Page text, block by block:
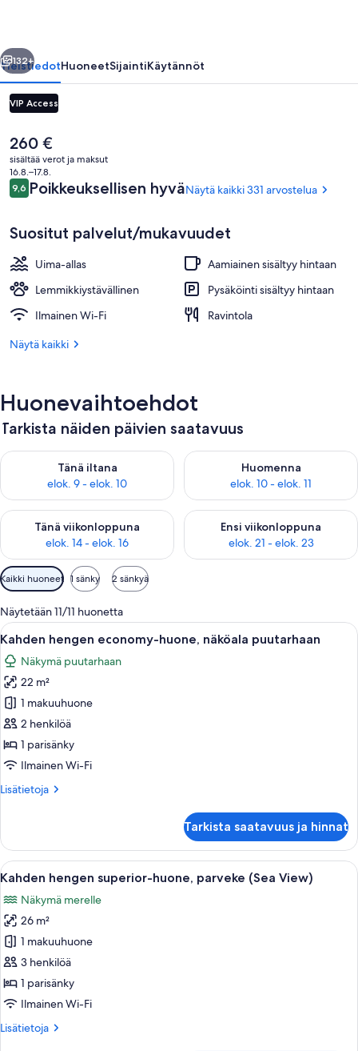
Aamiainen, lounas ja illallinen
Seuraava
132+
YleistiedotHuoneetSijaintiKäytännöt
VIP Access
Nykyinen
hinta
on
260 €
260 €
sisältää verot ja maksut
16.8.–17.8.
Arvostelut
9,69,6 kautta 10.
Poikkeuksellisen hyväNäytä kaikki 331 arvostelua
Suositut palvelut/mukavuudet
Uima-allas
Aamiainen sisältyy hintaan
Lemmikkiystävällinen
Pysäköinti sisältyy hintaan
Ilmainen Wi-Fi
Ravintola
Näytä kaikki
Huonevaihtoehdot
Tarkista näiden päivien saatavuus
Tänä iltana
elok. 9 - elok. 10
Tarkista tämän illan saatavuus elok. 9 - elok. 10
Huomenna
elok. 10 - elok. 11
Tarkista huomisen saatavuus
Tänä viikonloppuna
elok. 14 - elok. 16
Tarkista tämän viikonlopun saatavuus elok. 14 - elok. 16
Ensi viikonloppuna
elok. 21 - elok. 23
Tarkista ensi viikonlopun
Huoneille
saatavilla
olevia
suodattimia
Kaikki huoneet 1 sänky 2 sänkyä
Näytetään 11/11 huonetta
Avaa
kaikki
huonetyypin
Kahden
hengen
economy-
huone,
näköala
kuvat
Hotellihuone, jossa on sänky,
8
Kahden hengen economy-huone, näköala puutarhaan
Näkymä puutarhaan
22 m²
1 makuuhuone
2 henkilöä
1 parisänky
Ilmainen Wi-Fi
Lisätietoja
Lisätietoja
economy-
huone,
näköala
Tarkista saatavuus ja hinnat
Avaa
kaikki
huonetyypin
Kahden
hengen
superior-
huone,
parveke
View)
Parvekkeella on pöytä ja tuolit, ja
17
Kahden hengen superior-huone, parveke (Sea View)
Näkymä merelle
26 m²
1 makuuhuone
3 henkilöä
1 parisänky
Ilmainen Wi-Fi
Lisätietoja
Lisätietoja